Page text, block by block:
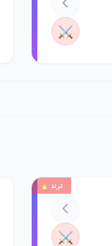
⚔️
ترند 🔥
⚔️